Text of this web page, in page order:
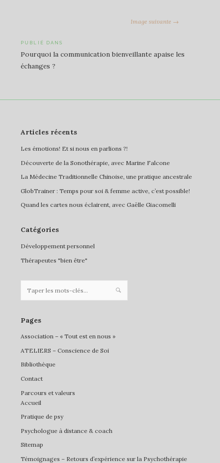
Image suivante →
Navigation
de
PUBLIÉ DANS
Pourquoi la communication bienveillante apaise les
échanges ?
Articles récents
Les émotions! Et si nous en parlions ?!
Découverte de la Sonothérapie, avec Marine Falcone
La Médecine Traditionnelle Chinoise, une pratique ancestrale
GlobTrainer : Temps pour soi & femme active, c’est possible!
Quand les cartes nous éclairent, avec Gaëlle Giacomelli
Catégories
Développement personnel
Thérapeutes "bien être"
Pages
Association – « Tout est en nous »
ATELIERS – Conscience de Soi
Bibliothèque
Contact
Parcours et valeurs
Accueil
Pratique de psy
Psychologue à distance & coach
Sitemap
Témoignages – Retours d’expérience sur la Psychothérapie